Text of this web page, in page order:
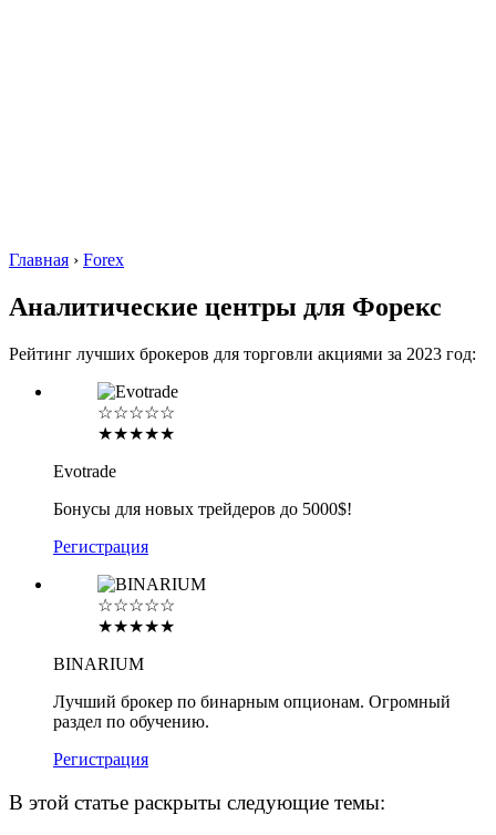
Главная › Forex
Аналитические центры для Форекс
Рейтинг лучших брокеров для торговли акциями за 2023 год:
☆☆☆☆☆
★★★★★
Evotrade
Бонусы для новых трейдеров до 5000$!
Регистрация
☆☆☆☆☆
★★★★★
BINARIUM
Лучший брокер по бинарным опционам. Огромный
раздел по обучению.
Регистрация
В этой статье раскрыты следующие темы: